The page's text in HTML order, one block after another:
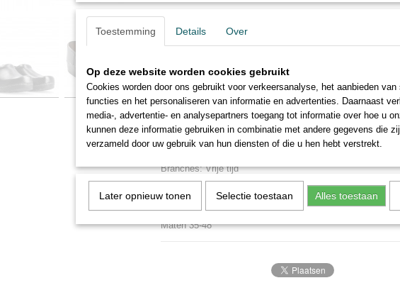
leer. Speciaal geschikt voor vrije tijd.
Serie Traditionel
Loopzool Slipbestendige en schokabsorberende loopzool
Bovendeel Ademend, slijtvast en waterafstotend Permair-
Branches: Vrije tijd
Geslacht Unisex
Gewicht 450 gram
Het gewicht geldt een ½ paar in maat 42
Maten 35-48
Toestemming Details Over
Op deze website worden cookies gebruikt
Cookies worden door ons gebruikt voor verkeersanalyse, het aanbieden van
functies en het personaliseren van informatie en advertenties. Daarnaast
media-, advertentie- en analysepartners toegang tot informatie over hoe u
kunnen deze informatie gebruiken in combinatie met andere gegevens die
verzameld door uw gebruik van hun diensten of die u hen hebt verstrekt.
Later opnieuw tonen Selectie toestaan Alles toestaan